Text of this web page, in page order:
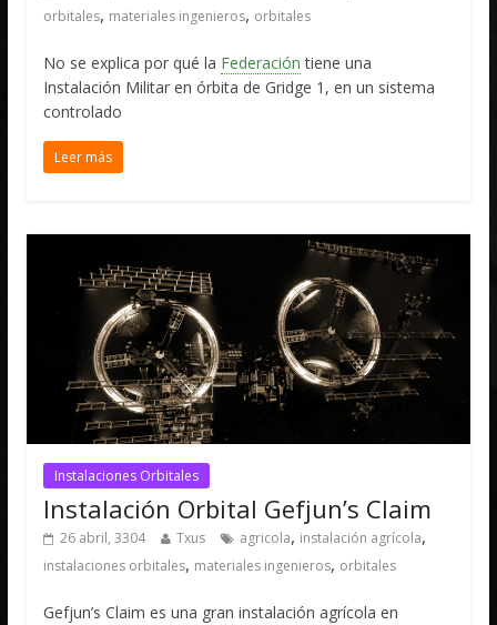
orbitales, materiales ingenieros, orbitales
No se explica por qué la Federación tiene una
Instalación Militar en órbita de Gridge 1, en un sistema
controlado
Leer más
Instalaciones Orbitales
Instalación Orbital Gefjun’s Claim
26 abril, 3304 Txus agricola, instalación agrícola,
instalaciones orbitales, materiales ingenieros, orbitales
Gefjun’s Claim es una gran instalación agrícola en